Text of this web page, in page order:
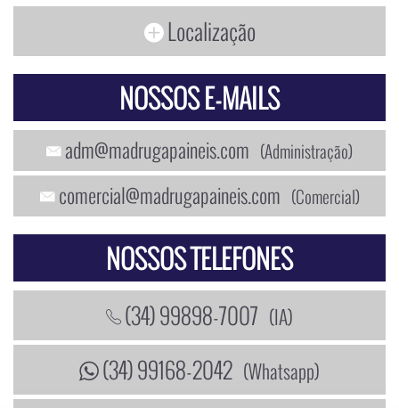
Localização
NOSSOS E-MAILS
adm@madrugapaineis.com (Administração)
comercial@madrugapaineis.com (Comercial)
NOSSOS TELEFONES
(34) 99898-7007 (IA)
(34) 99168-2042 (Whatsapp)